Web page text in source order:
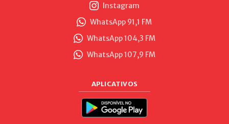
Instagram
WhatsApp 91,1 FM
WhatsApp 104,3 FM
WhatsApp 107,9 FM
APLICATIVOS